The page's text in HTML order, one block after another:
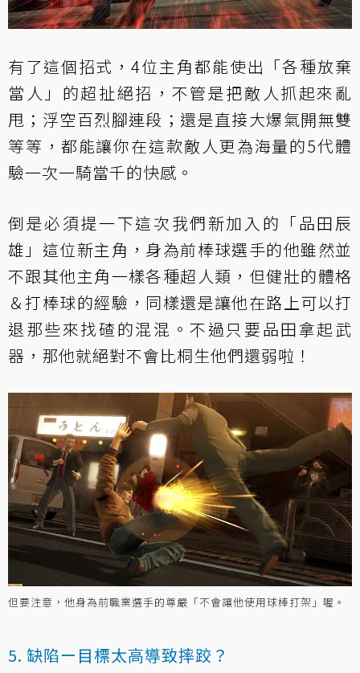
有了這個招式，4位主角都能使出「各種放棄
當人」的超扯絕招，不管是把敵人抓起來亂
甩；浮空百烈腳連段；還是直接大爆氣開無雙
等等，都能讓你在這款敵人更為海量的5代體
驗一次一騎當千的快感。
倒是必須提一下這次我們新加入的「品田辰
雄」這位新主角，身為前棒球選手的他雖然並
不跟其他主角一樣各種超人類，但健壯的體格
＆打棒球的經驗，同樣還是讓他在路上可以打
退那些來找碴的混混。不過只要品田拿起武
器，那他就絕對不會比桐生他們還弱啦！
但要注意，他身為前職業選手的尊嚴「不會讓他使用球棒打架」喔。
5. 缺陷ー目標太高導致摔跤？